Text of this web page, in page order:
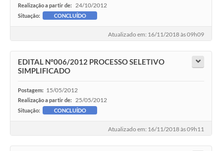
Realização a partir de: 24/10/2012
Situação: CONCLUÍDO
Atualizado em: 16/11/2018 às 09h09
EDITAL N°006/2012 PROCESSO SELETIVO
SIMPLIFICADO
Postagem: 15/05/2012
Realização a partir de: 25/05/2012
Situação: CONCLUÍDO
Atualizado em: 16/11/2018 às 09h11